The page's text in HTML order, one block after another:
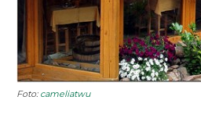
Foto: cameliatwu